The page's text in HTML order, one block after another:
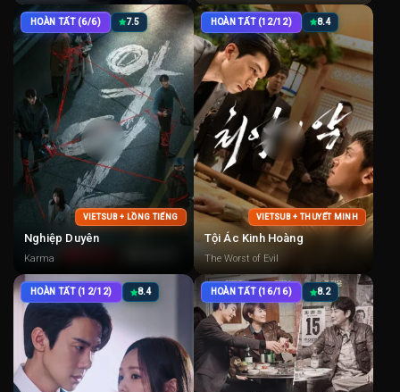
HOÀN TẤT (6/6) 7.5
VIETSUB + LỒNG TIẾNG
Nghiệp Duyên
Karma
HOÀN TẤT (12/12) 8.4
VIETSUB + THUYẾT MINH
Tội Ác Kinh Hoàng
The Worst of Evil
HOÀN TẤT (12/12) 8.4 HOÀN TẤT (16/16) 8.2